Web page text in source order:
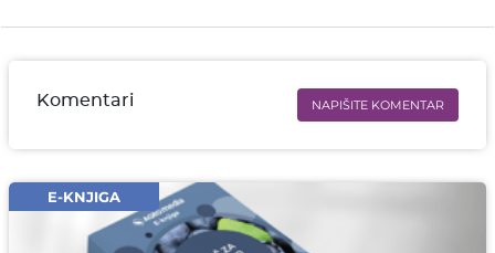
Komentari NAPIŠITE KOMENTAR
Email* obavezno
Komentar* obavezno
E-KNJIGA